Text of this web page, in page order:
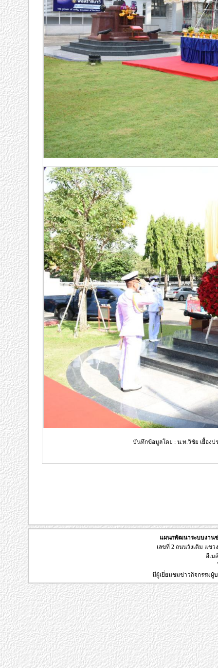
บันทึกข้อมูลโดย : น.ท.วิชัย เยื้องป
แผนกพัฒนาระบบงานช่
เลขที่ 2 ถนนวังเดิม แขว
อีเม
มีผู้เยี่ยมชมข่าวกิจกรรม